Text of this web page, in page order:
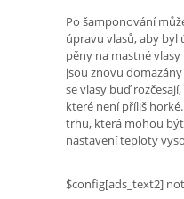
Po šamponování
úpravu vlasů, aby byl
pěny na mastné
jsou znovu
se vlasy buď
které není příliš
trhu, která mohou
nastavení teploty
$config[ads_text2]